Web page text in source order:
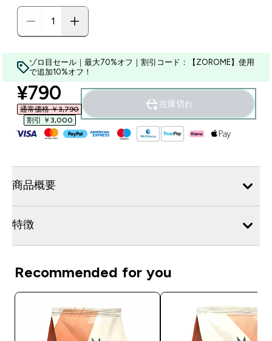
ゾロ目セール｜最大70%オフ｜割引コード：【ZOROME】使用
で追加10%オフ！
discounted price
¥790‎
通常価格 ￥3,790‎
割引 ￥3,000‎
在庫切れ
商品概要
特徴
Recommended for you